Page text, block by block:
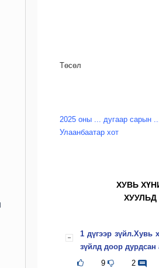
Төсөл
2025 оны ... дугаар сарын
Улаанбаатар хот
ХУВЬ
1 дүгээр зүйл.Хувь
зүйлд доор дурдсан
9
2